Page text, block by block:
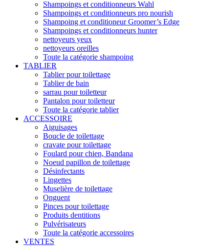
Shampoings et conditionneurs Wahl
Shampoings et conditionneurs pro nourish
Shampoing et conditioneur Groomer’s Edge
Shampoings et conditionneurs hunter
nettoyeurs yeux
nettoyeurs oreilles
Toute la catégorie shampoing
TABLIER
Tablier pour toilettage
Tablier de bain
sarrau pour toiletteur
Pantalon pour toiletteur
Toute la catégorie tablier
ACCESSOIRE
Aiguisages
Boucle de toilettage
cravate pour toilettage
Foulard pour chien, Bandana
Noeud papillon de toilettage
Désinfectants
Lingettes
Muselière de toilettage
Onguent
Pinces pour toilettage
Produits dentitions
Pulvérisateurs
Toute la catégorie accessoires
VENTES